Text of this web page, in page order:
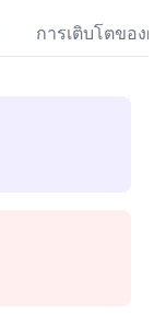
การเติบโตของผู้